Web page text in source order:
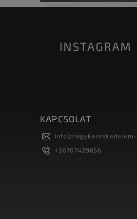
INSTAGRAM
KAPCSOLAT
Info@
+36707429656